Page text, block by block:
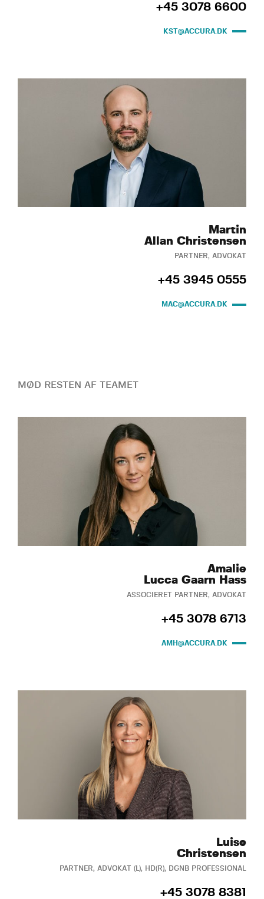
+45 3078 6600
KST@ACCURA.DK
Martin
Allan Christensen
PARTNER, ADVOKAT
+45 3945 0555
MAC@ACCURA.DK
MØD RESTEN AF TEAMET
Amalie
Lucca Gaarn Hass
ASSOCIERET PARTNER, ADVOKAT
+45 3078 6713
AMH@ACCURA.DK
Luise
Christensen
PARTNER, ADVOKAT (L), HD(R), DGNB PROFESSIONAL
+45 3078 8381